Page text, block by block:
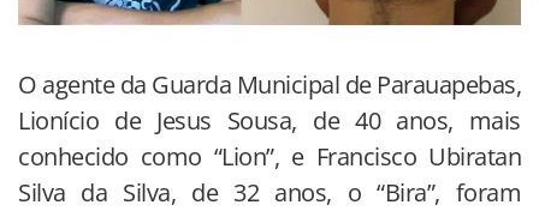
O agente da Guarda Municipal de Parauapebas,
Lionício de Jesus Sousa, de 40 anos, mais
conhecido como “Lion”, e Francisco Ubiratan
Silva da Silva, de 32 anos, o “Bira”, foram